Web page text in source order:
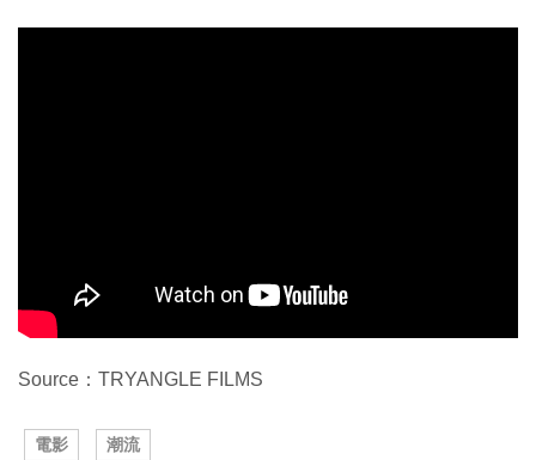
Source：TRYANGLE FILMS
電影 潮流